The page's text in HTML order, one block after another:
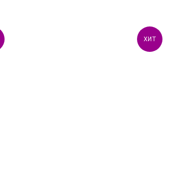
ХИТ